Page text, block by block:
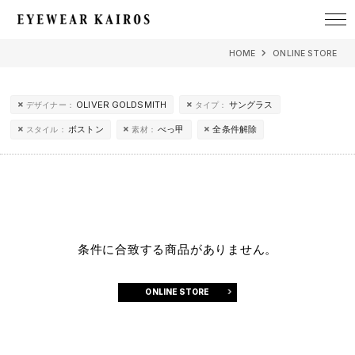
HOME ONLINE STORE
デザイナー： OLIVER GOLDSMITH タイプ： サングラス
スタイル： ボストン 素材： べっ甲 全条件解除
条件に合致する商品がありません。
ONLINE STORE